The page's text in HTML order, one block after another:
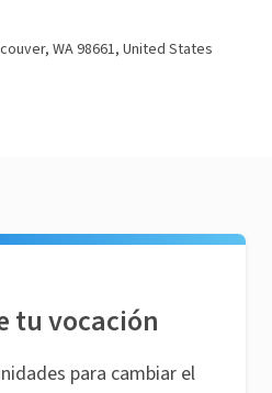
WA 98661, United States
tu vocación
para cambiar el